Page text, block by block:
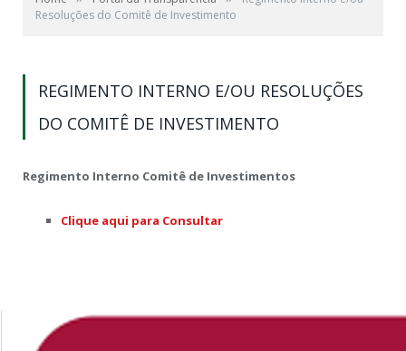
Resoluções do Comitê de Investimento
REGIMENTO INTERNO E/OU RESOLUÇÕES
DO COMITÊ DE INVESTIMENTO
Regimento Interno Comitê de Investimentos
Clique aqui para Consultar